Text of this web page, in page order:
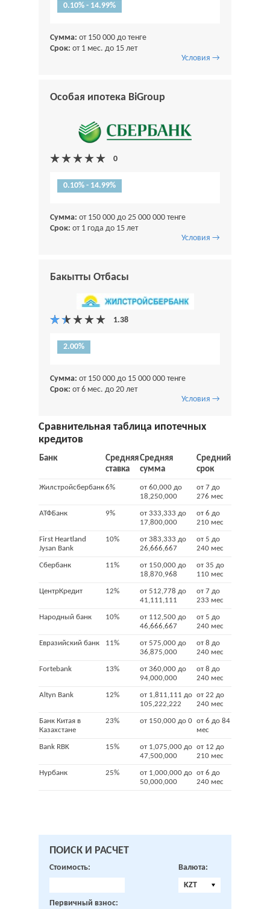
0.10% - 14.99%
Сумма: от 150 000 до тенге
Срок: от 1 мес. до 15 лет
Условия →
Особая ипотека BiGroup
0.10% - 14.99%
Сумма: от 150 000 до 25 000 000 тенге
Срок: от 1 года до 15 лет
Условия →
Бакытты Отбасы
2.00%
Сумма: от 150 000 до 15 000 000 тенге
Срок: от 6 мес. до 20 лет
Условия →
Сравнительная таблица ипотечных
кредитов
Банк
Средняя
ставка
Средняя
сумма
Средний
срок
Жилстройсбербанк6%
от 60,000 до
18,250,000
от 7 до
276 мес
АТФБанк 9%
от 333,333 до
17,800,000
от 6 до
210 мес
First Heartland
Jysan Bank
10%
от 383,333 до
26,666,667
от 5 до
240 мес
Сбербанк 11%
от 150,000 до
18,870,968
от 35 до
110 мес
ЦентрКредит 12%
от 512,778 до
41,111,111
от 7 до
233 мес
Народный банк 10%
от 112,500 до
46,666,667
от 5 до
240 мес
Евразийский банк 11%
от 575,000 до
36,875,000
от 8 до
240 мес
Fortebank 13%
от 360,000 до
94,000,000
от 8 до
240 мес
Altyn Bank 12%
от 1,811,111 до
105,222,222
от 22 до
240 мес
Банк Китая в
Казахстане
23% от 150,000 до 0 от 6 до 84
мес
Bank RBK 15%
от 1,075,000 до
47,500,000
от 12 до
210 мес
Нурбанк 25%
от 1,000,000 до
50,000,000
от 6 до
240 мес
ПОИСК И РАСЧЕТ
Стоимость:
Валюта:
KZT
Первичный взнос: